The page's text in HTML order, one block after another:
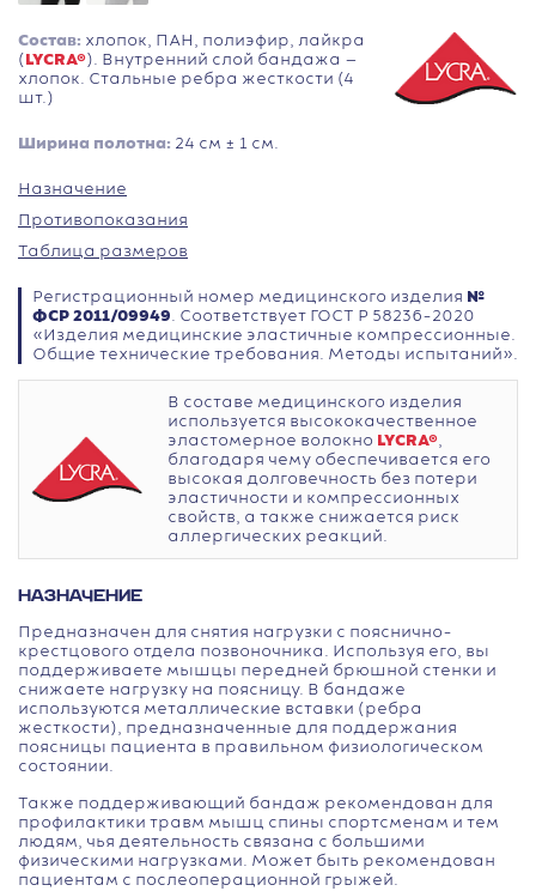
Состав: хлопок, ПАН, полиэфир, лайкра
(LYCRA®). Внутренний слой бандажа —
хлопок. Стальные ребра жесткости (4
шт.)
Ширина полотна: 24 см ± 1 см.
Назначение
Противопоказания
Таблица размеров
Регистрационный номер медицинского изделия №
ФСР 2011/09949. Соответствует ГОСТ Р 58236-2020
«Изделия медицинские эластичные компрессионные.
Общие технические требования. Методы испытаний».
В составе медицинского изделия
используется высококачественное
эластомерное волокно LYCRA®,
благодаря чему обеспечивается его
высокая долговечность без потери
эластичности и компрессионных
свойств, а также снижается риск
аллергических реакций.
НАЗНАЧЕНИЕ
Предназначен для снятия нагрузки с пояснично-
крестцового отдела позвоночника. Используя его, вы
поддерживаете мышцы передней брюшной стенки и
снижаете нагрузку на поясницу. В бандаже
используются металлические вставки (ребра
жесткости), предназначенные для поддержания
поясницы пациента в правильном физиологическом
состоянии.
Также поддерживающий бандаж рекомендован для
профилактики травм мышц спины спортсменам и тем
людям, чья деятельность связана с большими
физическими нагрузками. Может быть рекомендован
пациентам с послеоперационной грыжей.